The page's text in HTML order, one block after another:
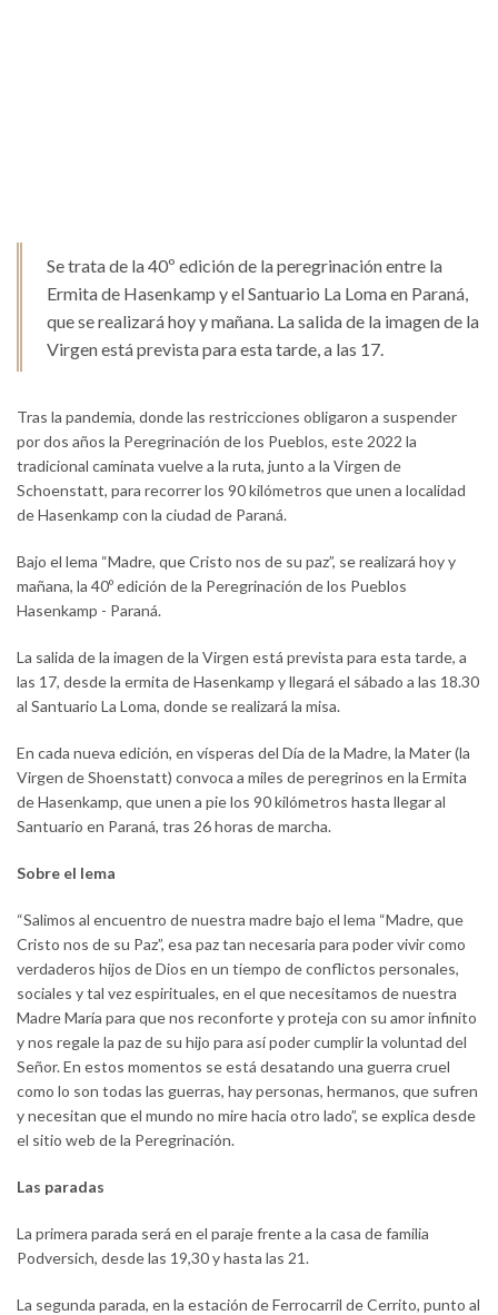
Se trata de la 40º edición de la peregrinación entre la
Ermita de Hasenkamp y el Santuario La Loma en Paraná,
que se realizará hoy y mañana. La salida de la imagen de la
Virgen está prevista para esta tarde, a las 17.
Tras la pandemia, donde las restricciones obligaron a suspender
por dos años la Peregrinación de los Pueblos, este 2022 la
tradicional caminata vuelve a la ruta, junto a la Virgen de
Schoenstatt, para recorrer los 90 kilómetros que unen a localidad
de Hasenkamp con la ciudad de Paraná.
Bajo el lema “Madre, que Cristo nos de su paz”, se realizará hoy y
mañana, la 40º edición de la Peregrinación de los Pueblos
Hasenkamp - Paraná.
La salida de la imagen de la Virgen está prevista para esta tarde, a
las 17, desde la ermita de Hasenkamp y llegará el sábado a las 18.30
al Santuario La Loma, donde se realizará la misa.
En cada nueva edición, en vísperas del Día de la Madre, la Mater (la
Virgen de Shoenstatt) convoca a miles de peregrinos en la Ermita
de Hasenkamp, que unen a pie los 90 kilómetros hasta llegar al
Santuario en Paraná, tras 26 horas de marcha.
Sobre el lema
“Salimos al encuentro de nuestra madre bajo el lema “Madre, que
Cristo nos de su Paz”, esa paz tan necesaria para poder vivir como
verdaderos hijos de Dios en un tiempo de conflictos personales,
sociales y tal vez espirituales, en el que necesitamos de nuestra
Madre María para que nos reconforte y proteja con su amor infinito
y nos regale la paz de su hijo para así poder cumplir la voluntad del
Señor. En estos momentos se está desatando una guerra cruel
como lo son todas las guerras, hay personas, hermanos, que sufren
y necesitan que el mundo no mire hacia otro lado”, se explica desde
el sitio web de la Peregrinación.
Las paradas
La primera parada será en el paraje frente a la casa de familia
Podversich, desde las 19,30 y hasta las 21.
La segunda parada, en la estación de Ferrocarril de Cerrito, punto al